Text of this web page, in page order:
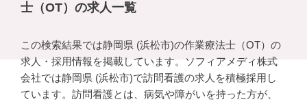
士（OT）の求人一覧
この検索結果では静岡県 (浜松市)の作業療法士（OT）の
求人・採用情報を掲載しています。ソフィアメディ株式
会社では静岡県 (浜松市)で訪問看護の求人を積極採用し
ています。訪問看護とは、病気や障がいを持った方が、